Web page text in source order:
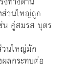
ส่วนใหญ่ถูก
น คู่สมรส บุตร
วนใหญ่มัก
ผลกระทบต่อ